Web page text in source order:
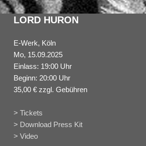
LORD HURON
E-Werk, Köln
Mo, 15.09.2025
Einlass: 19:00 Uhr
Beginn: 20:00 Uhr
35,00 € zzgl. Gebühren
> Tickets
> Download Press Kit
> Video